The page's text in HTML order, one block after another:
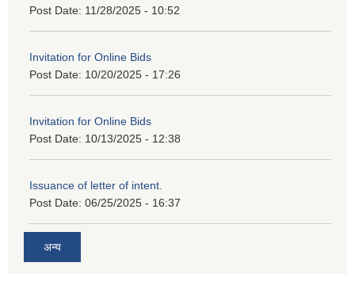
Post Date: 11/28/2025 - 10:52
Invitation for Online Bids
Post Date: 10/20/2025 - 17:26
Invitation for Online Bids
Post Date: 10/13/2025 - 12:38
Issuance of letter of intent.
Post Date: 06/25/2025 - 16:37
अन्य